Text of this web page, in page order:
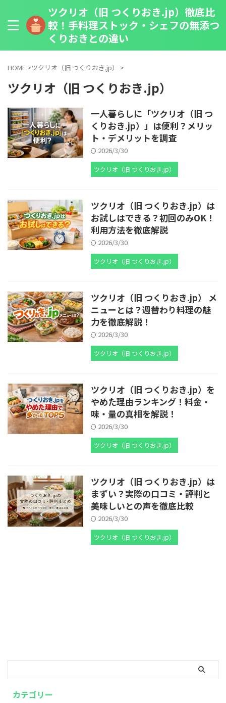
ツクリオ（旧 つくりおき.jp）徹底比
較！手料理ストック・シェフの無添つ
くりおきとの違い
HOME >ツクリオ（旧 つくりおき.jp） >
ツクリオ（旧 つくりおき.jp）
一人暮らしに「ツクリオ（旧 つ
くりおき.jp）」は便利？メリッ
ト・デメリットを調査
2026/3/30
ツクリオ（旧 つくりおき.jp）
ツクリオ（旧 つくりおき.jp）は
お試しはできる？初回のみOK！
利用方法を徹底解説
2026/3/30
ツクリオ（旧 つくりおき.jp）
ツクリオ（旧 つくりおき.jp） メ
ニューとは？週替わり料理の魅
力を徹底解説！
2026/3/30
ツクリオ（旧 つくりおき.jp）
ツクリオ（旧 つくりおき.jp）を
やめた理由ランキング！料金・
味・量の真相を解説！
2026/3/30
ツクリオ（旧 つくりおき.jp）
ツクリオ（旧 つくりおき.jp）は
まずい？実際の口コミ・評判と
美味しいとの声を徹底比較
2026/3/30
ツクリオ（旧 つくりおき.jp）
カテゴリー